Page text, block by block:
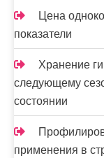
Цена
показатели
Хранение
следующему
состоянии
применения в